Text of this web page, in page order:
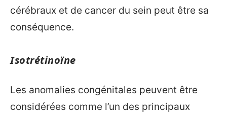
cérébraux et de cancer du sein peut être sa
conséquence.
Isotrétinoïne
Les anomalies congénitales peuvent être
considérées comme l’un des principaux